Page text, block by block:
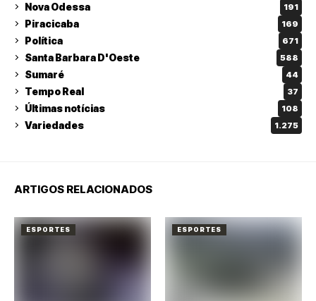
Nova Odessa 191
Piracicaba 169
Política 671
Santa Barbara D'Oeste 588
Sumaré 44
Tempo Real 37
Últimas notícias 108
Variedades 1.275
ARTIGOS RELACIONADOS
ESPORTES ESPORTES